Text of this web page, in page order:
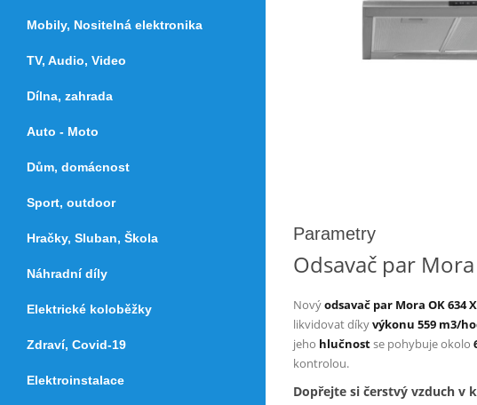
Mobily, Nositelná elektronika
TV, Audio, Video
Dílna, zahrada
Auto - Moto
Dům, domácnost
Sport, outdoor
Hračky, Sluban, Škola
Náhradní díly
Elektrické koloběžky
Zdraví, Covid-19
Elektroinstalace
Parametry
Odsavač par
Novýodsavač par Mora OK 634 X
likvidovat díkyvýkonu 559 m3/
jeho hlučnostse pohybuje okolo
kontrolou.
Dopřejte si čerstvý vzduch v